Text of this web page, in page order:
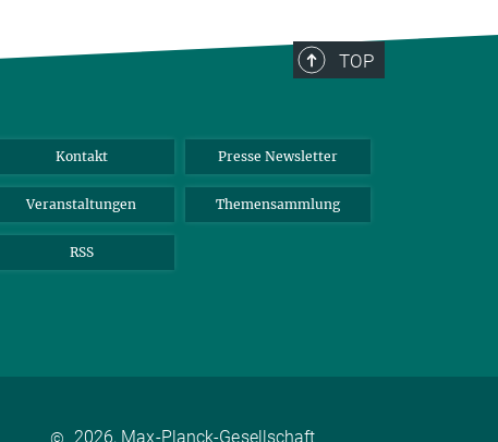
TOP
Kontakt Presse Newsletter
Veranstaltungen Themensammlung
RSS
2026, Max-Planck-Gesellschaft